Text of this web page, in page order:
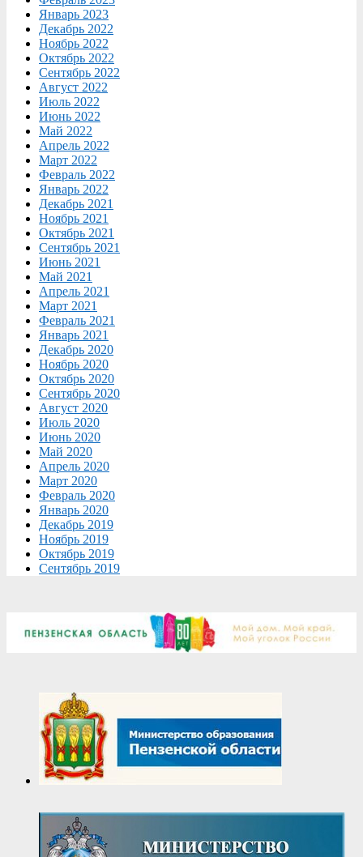
Январь 2023
Декабрь 2022
Ноябрь 2022
Октябрь 2022
Сентябрь 2022
Август 2022
Июль 2022
Июнь 2022
Май 2022
Апрель 2022
Март 2022
Февраль 2022
Январь 2022
Декабрь 2021
Ноябрь 2021
Октябрь 2021
Сентябрь 2021
Июнь 2021
Май 2021
Апрель 2021
Март 2021
Февраль 2021
Январь 2021
Декабрь 2020
Ноябрь 2020
Октябрь 2020
Сентябрь 2020
Август 2020
Июль 2020
Июнь 2020
Май 2020
Апрель 2020
Март 2020
Февраль 2020
Январь 2020
Декабрь 2019
Ноябрь 2019
Октябрь 2019
Сентябрь 2019